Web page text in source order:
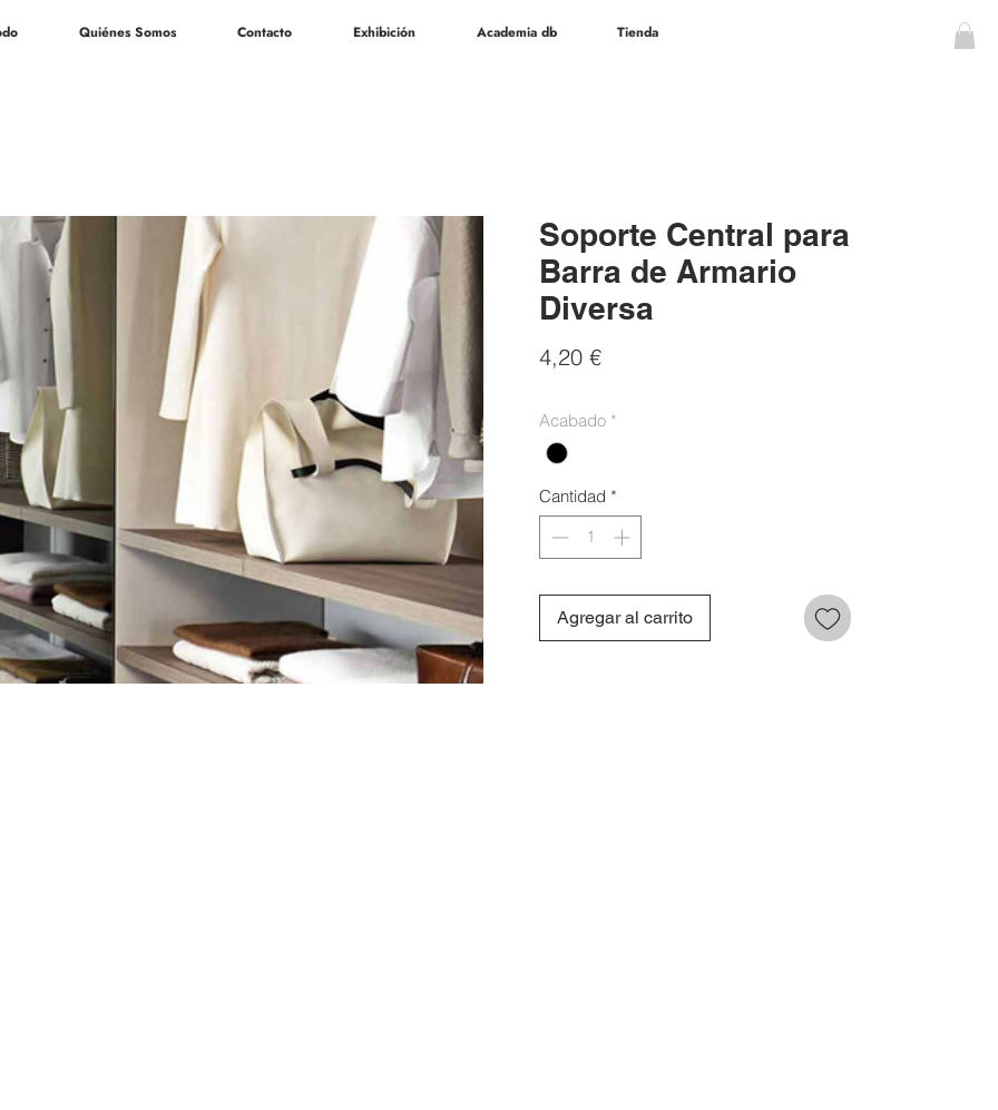
Quiénes Somos Contacto Exhibición Academia db Tienda
Soporte Central para
Barra de Armario
Diversa
4,20 €Precio
Acabado *
Cantidad *
Agregar al carrito